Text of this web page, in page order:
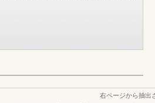
右ページから抽出